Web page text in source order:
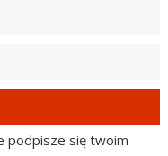
podpisze się twoim